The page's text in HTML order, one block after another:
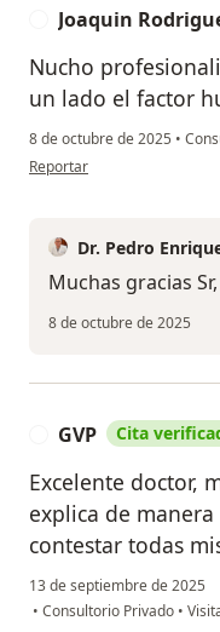
Joaquin
Nucho
un lado el factor
8 de octubre de 2025 •
en opinión del usuario
Reportar
Dr. Pedro
Muchas gracias
8 de octubre de 2025
GVP Cita
Excelente doctor,
explica de
contestar todas
13 de septiembre de 2025
• Consultorio Privado •